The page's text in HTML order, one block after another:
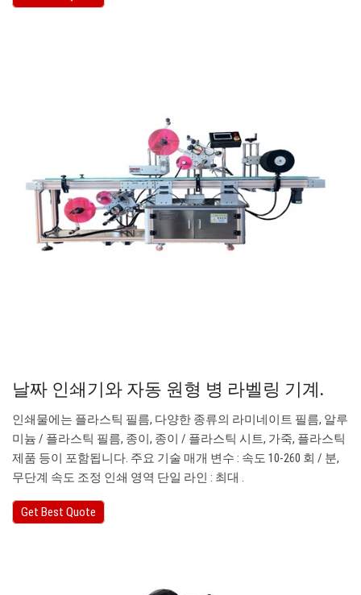
날짜 인쇄기와 자동 원형 병 라벨링 기계.
인쇄물에는 플라스틱 필름, 다양한 종류의 라미네이트 필름, 알루
미늄 / 플라스틱 필름, 종이, 종이 / 플라스틱 시트, 가죽, 플라스틱
제품 등이 포함됩니다. 주요 기술 매개 변수 : 속도 10-260 회 / 분,
무단계 속도 조정 인쇄 영역 단일 라인 : 최대 .
Get Best Quote